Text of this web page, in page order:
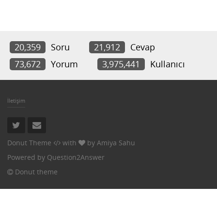
20,359 Soru 21,912
Cevap
73,672
Yorum 3,975,441 Kullanıcı
İletişim
Donut Theme with by Amiya Sahu
Powered by Question2Answer
Donut theme